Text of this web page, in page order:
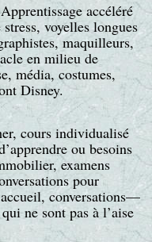
accéléré
voyelles longues
maquilleurs,
en milieu de
média, costumes,
Disney.
cours individualisé
ou besoins
examens
pour
conversations—
ne sont pas à l’aise